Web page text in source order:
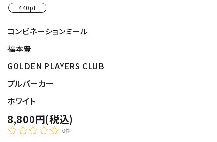
440pt
コンビネーションミール
福本豊
GOLDEN PLAYERS CLUB
プルパーカー
ホワイト
8,800円(税込)
0件